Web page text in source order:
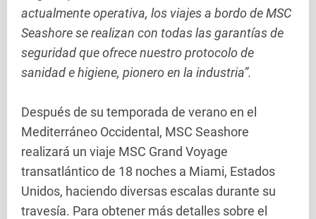
actualmente operativa, los viajes a bordo de MSC
Seashore se realizan con todas las garantías de
seguridad que ofrece nuestro protocolo de
sanidad e higiene, pionero en la industria”.
Después de su temporada de verano en el
Mediterráneo Occidental, MSC Seashore
realizará un viaje MSC Grand Voyage
transatlántico de 18 noches a Miami, Estados
Unidos, haciendo diversas escalas durante su
travesía. Para obtener más detalles sobre el